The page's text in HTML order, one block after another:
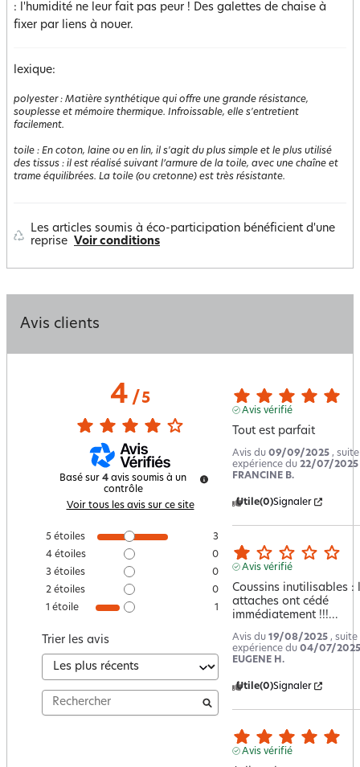
: l'humidité ne leur fait pas peur ! Des galettes de chaise à
fixer par liens à nouer.
lexique:
polyester: Matière synthétique qui offre une grande résistance,
souplesse et mémoire thermique. Infroissable, elle s'entretient
facilement.
toile : En coton, laine ou en lin, il s'agit du plus simple et le plus utilisé
des tissus : il est réalisé suivant l’armure de la toile, avec une chaîne et
trame équilibrées. La toile (ou cretonne) est très résistante.
Les articles soumis à éco-participation bénéficient d'une
reprise Voir conditions
Avis clients
4/ 5
Basé sur 4 avis soumis à un
contrôle
Voir tous les avis sur ce site
5 étoiles
3
4 étoiles
0
3 étoiles
0
2 étoiles
0
1 étoile 1
Trier les avis
Avis vérifié
Tout est parfait
Avis du 09/09/2025 ,
expérience du 22/07/2025
FRANCINE B.
Utile(0)Signaler
Avis vérifié
Coussins inutilisables :
attaches ont cédé
immédiatement !!!...
Avis du 19/08/2025 , suite
expérience du 04/07/2025
EUGENE H.
Utile(0)Signaler
Avis vérifié